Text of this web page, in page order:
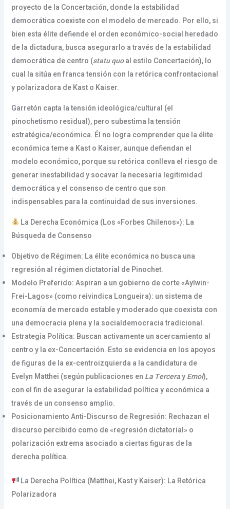
proyecto de la Concertación, donde la estabilidad
democrática coexiste con el modelo de mercado. Por ello, si
bien esta élite defiende el orden económico-social heredado
de la dictadura, busca asegurarlo a través de la estabilidad
democrática de centro (statu quoal estilo Concertación), lo
cual la sitúa en franca tensión con la retórica confrontacional
y polarizadora de Kast o Kaiser.
Garretón capta la tensión ideológica/cultural (el
pinochetismo residual), pero subestima la tensión
estratégica/económica. Él no logra comprender que la élite
económica teme a Kast o Kaiser, aunque defiendan el
modelo económico, porque su retórica conlleva el riesgo de
generar inestabilidad y socavar la necesaria legitimidad
democrática y el consenso de centro que son
indispensables para la continuidad de sus inversiones.
La Derecha Económica (Los «Forbes Chilenos»): La
Búsqueda de Consenso
Objetivo de Régimen: La élite económica no busca una
regresión al régimen dictatorial de Pinochet.
Modelo Preferido: Aspiran a un gobierno de corte «Aylwin-
Frei-Lagos» (como reivindica Longueira): un sistema de
economía de mercado estable y moderado que coexista con
una democracia plena y la socialdemocracia tradicional.
Estrategia Política: Buscan activamente un acercamiento al
centro y la ex-Concertación. Esto se evidencia en los apoyos
de figuras de la ex-centroizquierda a la candidatura de
Evelyn Matthei (según publicaciones en La TercerayEmol),
con el fin de asegurar la estabilidad política y económica a
través de un consenso amplio.
Posicionamiento Anti-Discurso de Regresión: Rechazan el
discurso percibido como de «regresión dictatorial» o
polarización extrema asociado a ciertas figuras de la
derecha política.
La Derecha Política (Matthei, Kast y Kaiser): La Retórica
Polarizadora